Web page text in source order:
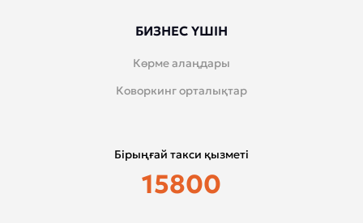
БИЗНЕС ҮШІН
Көрме алаңдары
Коворкинг орталықтар
Бірыңғай такси қызметі
15800